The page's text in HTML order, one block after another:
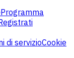
Programma
di servizioCookie